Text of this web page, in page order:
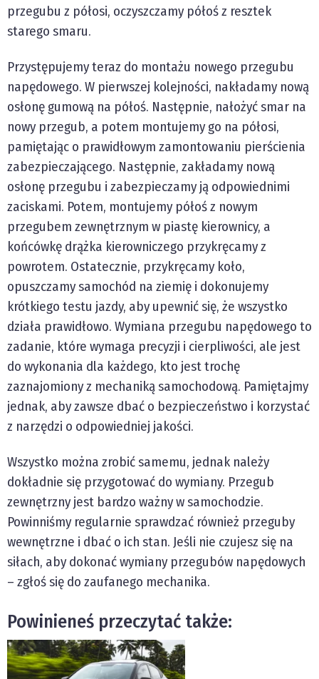
przegubu z półosi, oczyszczamy półoś z resztek
starego smaru.
Przystępujemy teraz do montażu nowego przegubu
napędowego. W pierwszej kolejności, nakładamy nową
osłonę gumową na półoś. Następnie, nałożyć smar na
nowy przegub, a potem montujemy go na półosi,
pamiętając o prawidłowym zamontowaniu pierścienia
zabezpieczającego. Następnie, zakładamy nową
osłonę przegubu i zabezpieczamy ją odpowiednimi
zaciskami. Potem, montujemy półoś z nowym
przegubem zewnętrznym w piastę kierownicy, a
końcówkę drążka kierowniczego przykręcamy z
powrotem. Ostatecznie, przykręcamy koło,
opuszczamy samochód na ziemię i dokonujemy
krótkiego testu jazdy, aby upewnić się, że wszystko
działa prawidłowo. Wymiana przegubu napędowego to
zadanie, które wymaga precyzji i cierpliwości, ale jest
do wykonania dla każdego, kto jest trochę
zaznajomiony z mechaniką samochodową. Pamiętajmy
jednak, aby zawsze dbać o bezpieczeństwo i korzystać
z narzędzi o odpowiedniej jakości.
Wszystko można zrobić samemu, jednak należy
dokładnie się przygotować do wymiany. Przegub
zewnętrzny jest bardzo ważny w samochodzie.
Powinniśmy regularnie sprawdzać również przeguby
wewnętrzne i dbać o ich stan. Jeśli nie czujesz się na
siłach, aby dokonać wymiany przegubów napędowych
– zgłoś się do zaufanego mechanika.
Powinieneś przeczytać także: